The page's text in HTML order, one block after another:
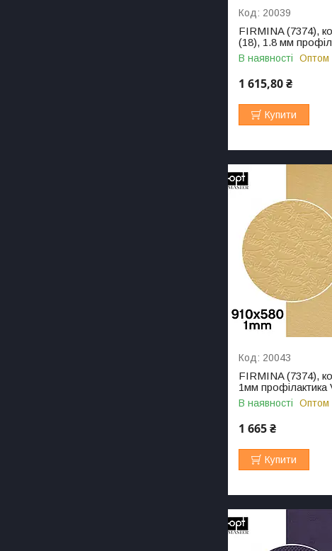
20039
FIRMINA (7374),
(18), 1.8 мм
В наявності Оптом
1 615,80 ₴
Купити
20043
FIRMINA (7374),
1мм профілактика
В наявності Оптом
1 665 ₴
Купити